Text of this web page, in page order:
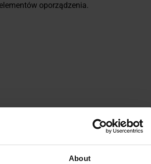
About
oporządzenia.
Sił Zbrojnych jako następca wzoru DPM.
na obszarach od pustyń po tereny
i brązu, dzięki czemu dobrze